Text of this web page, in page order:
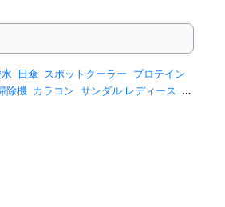
日傘 スポットクーラー プロテイン
除機 カラコン サンダル レディース ス